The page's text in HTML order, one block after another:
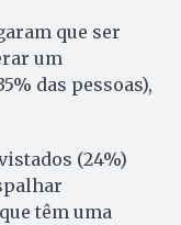
que ser
um
das pessoas),
(24%)
têm uma